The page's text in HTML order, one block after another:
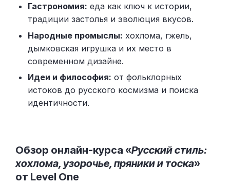
Гастрономия: еда как ключ к истории,
традиции застолья и эволюция вкусов.
Народные промыслы: хохлома, гжель,
дымковская игрушка и их место в
современном дизайне.
Идеи и философия: от фольклорных
истоков до русского космизма и поиска
идентичности.
Обзор онлайн-курса «Русский стиль:
хохлома, узорочье, пряники и тоска»
от Level One